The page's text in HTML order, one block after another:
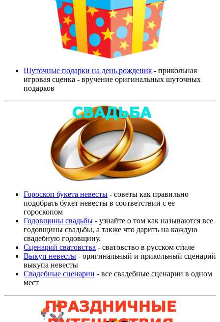
Шуточные подарки на день рождения - прикольная
игровая сценка - вручение оригинальных шуточных
подарков
Гороскоп букета невесты - советы как правильно
подобрать букет невесты в соответствии с ее
гороскопом
Годовщины свадьбы - узнайте о том как называются все
годовщины свадьбы, а также что дарить на каждую
свадебную годовщину.
Сценарий сватовства - сватовство в русском стиле
Выкуп невесты - оригинальный и прикольный сценарий
выкупа невесты
Свадебные сценарии - все свадебные сценарии в одном
мест